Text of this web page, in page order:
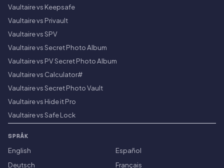
Vaultaire vs Keepsafe
Vaultaire vs Privault
Vaultaire vs SPV
Vaultaire vs Secret Photo Album
Vaultaire vs PV Secret Photo Album
Vaultaire vs Calculator#
Vaultaire vs Secret Photo Vault
Vaultaire vs Hide it Pro
Vaultaire vs Safe Lock
SPRÅK
English
Español
Deutsch
Français